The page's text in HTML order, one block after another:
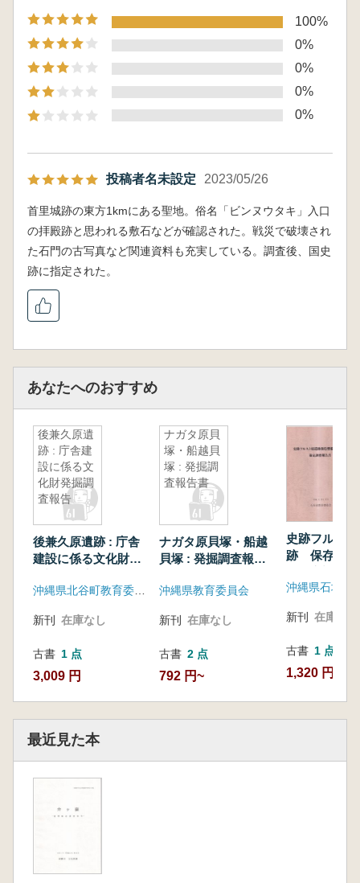
100%
0%
0%
0%
0%
投稿者名未設定 2023/05/26
首里城跡の東方1kmにある聖地。俗名「ビンヌウタキ」入口
の拝殿跡と思われる敷石などが確認された。戦災で破壊され
た石門の古写真など関連資料も充実している。調査後、国史
跡に指定された。
あなたへのおすすめ
後兼久原遺
跡 : 庁舎建
設に係る文
化財発掘調
査報告
後兼久原遺跡 : 庁舎
建設に係る文化財発
新刊 在庫なし
古書 1 点
3,009 円
ナガタ原貝
塚・船越貝
塚 : 発掘調
査報告書
ナガタ原貝塚・船越
貝塚 : 発掘調査報告
沖縄県教育委員会
新刊 在庫なし
古書 2 点
792 円~
史跡フルス
跡 保存整備
新刊 在庫なし
古書 1 点
1,320 円
最近見た本